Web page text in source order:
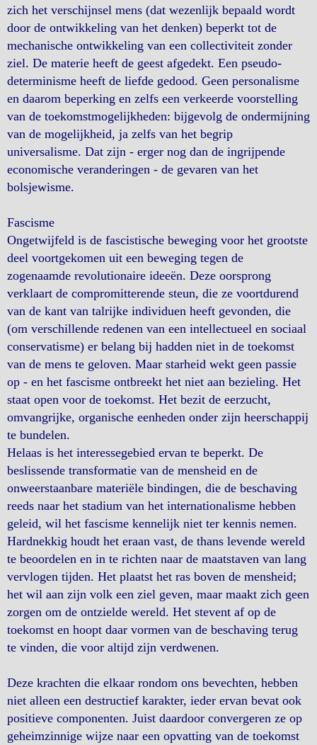
zich het verschijnsel mens (dat wezenlijk bepaald wordt
door de ontwikkeling van het denken) beperkt tot de
mechanische ontwikkeling van een collectiviteit zonder
ziel. De materie heeft de geest afgedekt. Een pseudo-
determinisme heeft de liefde gedood. Geen personalisme
en daarom beperking en zelfs een verkeerde voorstelling
van de toekomstmogelijkheden: bijgevolg de ondermijning
van de mogelijkheid, ja zelfs van het begrip
universalisme. Dat zijn - erger nog dan de ingrijpende
economische veranderingen - de gevaren van het
bolsjewisme.
Fascisme
Ongetwijfeld is de fascistische beweging voor het grootste
deel voortgekomen uit een beweging tegen de
zogenaamde revolutionaire ideeën. Deze oorsprong
verklaart de compromitterende steun, die ze voortdurend
van de kant van talrijke individuen heeft gevonden, die
(om verschillende redenen van een intellectueel en sociaal
conservatisme) er belang bij hadden niet in de toekomst
van de mens te geloven. Maar starheid wekt geen passie
op - en het fascisme ontbreekt het niet aan bezieling. Het
staat open voor de toekomst. Het bezit de eerzucht,
omvangrijke, organische eenheden onder zijn heerschappij
te bundelen.
Helaas is het interessegebied ervan te beperkt. De
beslissende transformatie van de mensheid en de
onweerstaanbare materiële bindingen, die de beschaving
reeds naar het stadium van het internationalisme hebben
geleid, wil het fascisme kennelijk niet ter kennis nemen.
Hardnekkig houdt het eraan vast, de thans levende wereld
te beoordelen en in te richten naar de maatstaven van lang
vervlogen tijden. Het plaatst het ras boven de mensheid;
het wil aan zijn volk een ziel geven, maar maakt zich geen
zorgen om de ontzielde wereld. Het stevent af op de
toekomst en hoopt daar vormen van de beschaving terug
te vinden, die voor altijd zijn verdwenen.
Deze krachten die elkaar rondom ons bevechten, hebben
niet alleen een destructief karakter, ieder ervan bevat ook
positieve componenten. Juist daardoor convergeren ze op
geheimzinnige wijze naar een opvatting van de toekomst